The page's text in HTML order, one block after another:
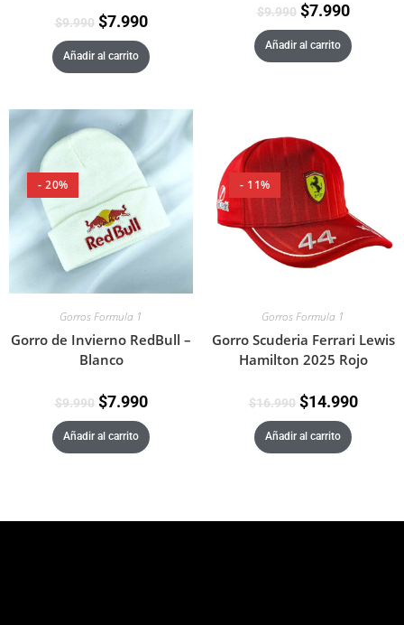
$9.990 $7.990
Añadir al carrito
$9.990 $7.990
Añadir al carrito
- 20%
Gorros Formula 1
Gorro de Invierno RedBull –
Blanco
$9.990 $7.990
Añadir al carrito
- 11%
Gorros Formula 1
Gorro Scuderia Ferrari Lewis
Hamilton 2025 Rojo
$16.990 $14.990
Añadir al carrito